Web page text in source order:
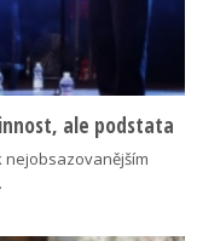
ale podstata
nejobsazovanějším